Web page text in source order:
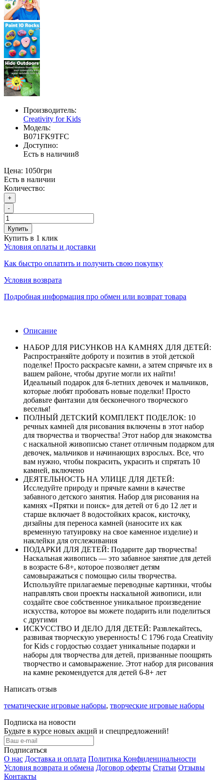
Производитель:
Creativity for Kids
Модель:
B071FK9TFC
Доступно:
Есть в наличии8
Цена: 1050грн
Есть в наличии
Количество:
+
-
Купить
Купить в 1 клик
Условия оплаты и доставки
Как быстро оплатить и получить свою покупку
Условия возврата
Подробная информация про обмен или возврат товара
Описание
НАБОР ДЛЯ РИСУНКОВ НА КАМНЯХ ДЛЯ ДЕТЕЙ:
Распространяйте доброту и позитив в этой детской
поделке! Просто раскрасьте камни, а затем спрячьте их в
вашем районе, чтобы другие могли их найти!
Идеальный подарок для 6-летних девочек и мальчиков,
которые любят пробовать новые поделки! Просто
добавьте фантазии для бесконечного творческого
веселья!
ПОЛНЫЙ ДЕТСКИЙ КОМПЛЕКТ ПОДЕЛОК: 10
речных камней для рисования включены в этот набор
для творчества и творчества! Этот набор для знакомства
с наскальной живописью станет отличным подарком для
девочек, мальчиков и начинающих взрослых. Все, что
вам нужно, чтобы покрасить, украсить и спрятать 10
камней, включено
ДЕЯТЕЛЬНОСТЬ НА УЛИЦЕ ДЛЯ ДЕТЕЙ:
Исследуйте природу и прячьте камни в качестве
забавного детского занятия. Набор для рисования на
камнях «Прятки и поиск» для детей от 6 до 12 лет и
старше включает 8 водостойких красок, кисточку,
дизайны для переноса камней (наносите их как
временную татуировку на свое каменное изделие) и
наклейки для отслеживания
ПОДАРКИ ДЛЯ ДЕТЕЙ: Подарите дар творчества!
Наскальная живопись — это забавное занятие для детей
в возрасте 6-8+, которое позволяет детям
самовыражаться с помощью силы творчества.
Используйте прилагаемые переводные картинки, чтобы
направлять свои проекты наскальной живописи, или
создайте свое собственное уникальное произведение
искусства, которое вы можете подарить или поделиться
с другими
ИСКУССТВО И ДЕЛО ДЛЯ ДЕТЕЙ: Развлекайтесь,
развивая творческую уверенность! С 1796 года Creativity
for Kids с гордостью создает уникальные подарки и
наборы для творчества для детей, призванные поощрять
творчество и самовыражение. Этот набор для рисования
на камне рекомендуется для детей 6-8+ лет
Написать отзыв
тематические игровые наборы, творческие игровые наборы
Подписка на новости
Будьте в курсе новых акций и спецпредложений!
Подписаться
О нас Доставка и оплата Политика Конфиденциальности
Условия возврата и обмена Договор оферты Статьи Отзывы
Контакты